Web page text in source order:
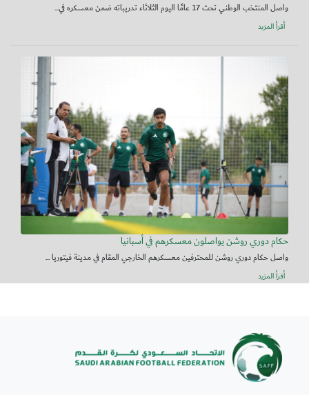
واصل المنتخب الوطني تحت 17 عامًا اليوم الثلاثاء تدريباته ضمن معسكره في...
أقرأ المزيد
حكام دوري روشن يواصلون معسكرهم في أسبانيا
واصل حكام دوري روشن للمحترفين معسكرهم الخارجي المقام في مدينة فيتوريا ...
أقرأ المزيد